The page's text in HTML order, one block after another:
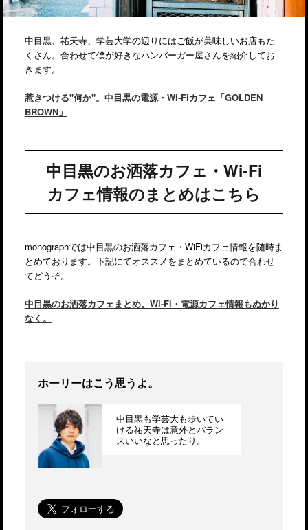
中目黒、祐天寺、学芸大学の辺りにはご飯が美味しいお店もた
くさん。合わせて僕が好きなハンバーガー屋さんを紹介してお
きます。
惹きつける"何か"。中目黒の電源・Wi-Fiカフェ「GOLDEN
BROWN」
中目黒のお洒落カフェ・Wi-Fi
カフェ情報のまとめはこちら
monographでは中目黒のお洒落カフェ・WiFiカフェ情報を随時ま
とめております。下記にてオススメをまとめているので合わせ
てどうぞ。
中目黒のお洒落カフェまとめ。Wi-Fi・電源カフェ情報もぬかり
なく。
ホーリーはこう思うよ。
中目黒も学芸大も歩いてい
ける祐天寺は意外とバラン
スいいなと思ったり。